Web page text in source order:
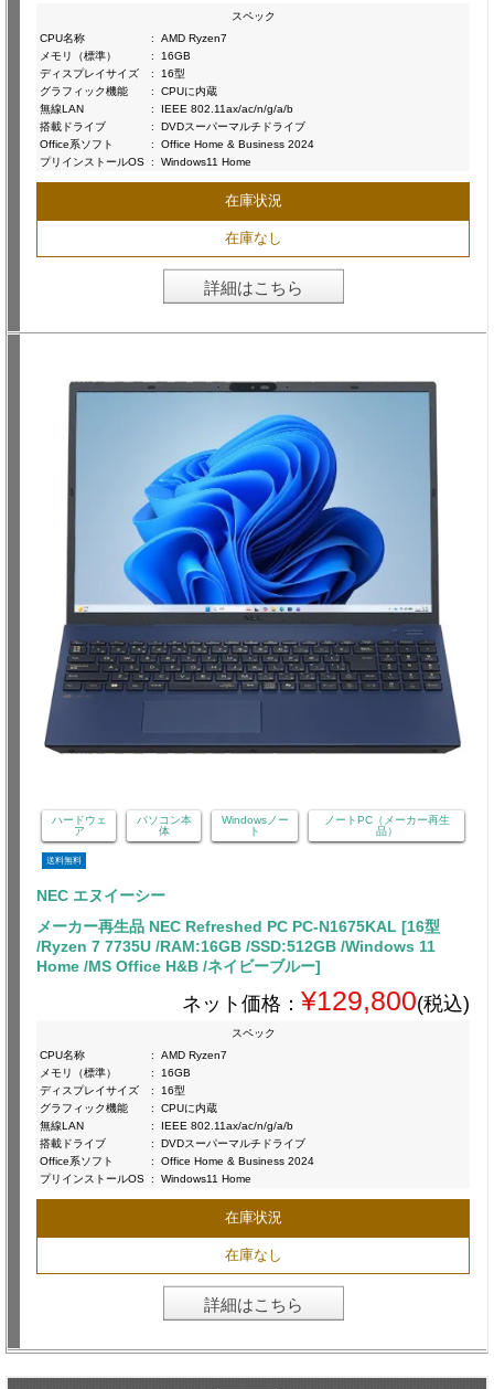
スペック
CPU名称
:
AMD Ryzen7
メモリ（標準）
:
16GB
ディスプレイサイズ
:
16型
グラフィック機能
:
CPUに内蔵
無線LAN
:
IEEE 802.11ax/ac/n/g/a/b
搭載ドライブ
:
DVDスーパーマルチドライブ
Office系ソフト
:
Office Home & Business 2024
プリインストールOS : Windows11 Home
在庫状況
在庫なし
詳細はこちら
ハードウェ
ア
パソコン本
体
Windowsノー
ト
ノートPC（メーカー再生
品）
送料無料
NEC エヌイーシー
メーカー再生品 NEC Refreshed PC PC-N1675KAL [16型
/Ryzen 7 7735U /RAM:16GB /SSD:512GB /Windows 11
Home /MS Office H&B /ネイビーブルー]
ネット価格： ¥129,800(税込)
スペック
CPU名称
:
AMD Ryzen7
メモリ（標準）
:
16GB
ディスプレイサイズ
:
16型
グラフィック機能
:
CPUに内蔵
無線LAN
:
IEEE 802.11ax/ac/n/g/a/b
搭載ドライブ
:
DVDスーパーマルチドライブ
Office系ソフト
:
Office Home & Business 2024
プリインストールOS : Windows11 Home
在庫状況
在庫なし
詳細はこちら